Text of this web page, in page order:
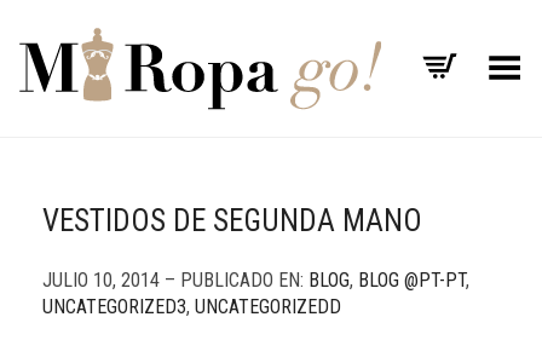
Menú
VESTIDOS DE SEGUNDA MANO
JULIO 10, 2014 – PUBLICADO EN: BLOG, BLOG @PT-PT,
UNCATEGORIZED3, UNCATEGORIZEDD